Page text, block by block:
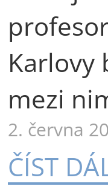
Karlovy
mezi
2. června
ČÍST